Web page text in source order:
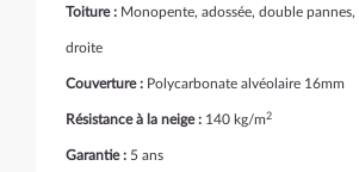
Toiture : Monopente, adossée, double
droite
Couverture : Polycarbonate alvéolaire 16mm
Résistance à la neige : 140 kg/m2
Garantie : 5 ans